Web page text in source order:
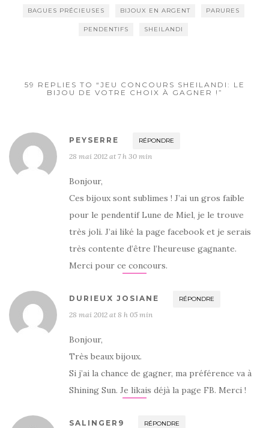
BAGUES PRÉCIEUSES BIJOUX EN ARGENT PARURES
PENDENTIFS SHEILANDI
59 REPLIES TO “JEU CONCOURS SHEILANDI: LE
BIJOU DE VOTRE CHOIX À GAGNER !”
PEYSERRE RÉPONDRE
28 mai 2012 at 7 h 30 min
Bonjour,
Ces bijoux sont sublimes ! J’ai un gros faible
pour le pendentif Lune de Miel, je le trouve
très joli. J’ai liké la page facebook et je serais
très contente d’être l’heureuse gagnante.
Merci pour ce concours.
DURIEUX JOSIANE RÉPONDRE
28 mai 2012 at 8 h 05 min
Bonjour,
Très beaux bijoux.
Si j’ai la chance de gagner, ma préférence va à
Shining Sun. Je likais déjà la page FB. Merci !
SALINGER9 RÉPONDRE